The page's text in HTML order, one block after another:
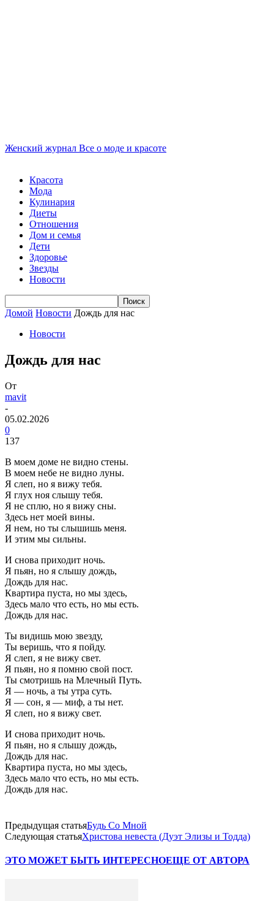
Женский журнал Все о моде и красоте
Красота
Мода
Кулинария
Диеты
Отношения
Дом и семья
Дети
Здоровье
Звезды
Новости
Домой Новости Дождь для нас
Новости
Дождь для нас
От
mavit
-
05.02.2026
0
137
В моем доме не видно стены.
В моем небе не видно луны.
Я слеп, но я вижу тебя.
Я глух ноя слышу тебя.
Я не сплю, но я вижу сны.
Здесь нет моей вины.
Я нем, но ты слышишь меня.
И этим мы сильны.
И снова приходит ночь.
Я пьян, но я слышу дождь,
Дождь для нас.
Квартира пуста, но мы здесь,
Здесь мало что есть, но мы есть.
Дождь для нас.
Ты видишь мою звезду,
Ты веришь, что я пойду.
Я слеп, я не вижу свет.
Я пьян, но я помню свой пост.
Ты смотришь на Млечный Путь.
Я — ночь, а ты утра суть.
Я — сон, я — миф, а ты нет.
Я слеп, но я вижу свет.
И снова приходит ночь.
Я пьян, но я слышу дождь,
Дождь для нас.
Квартира пуста, но мы здесь,
Здесь мало что есть, но мы есть.
Дождь для нас.
Предыдущая статьяБудь Со Мной
Следующая статьяХристова невеста (Дуэт Элизы и Тодда)
ЭТО МОЖЕТ БЫТЬ ИНТЕРЕСНОЕЩЕ ОТ АВТОРА